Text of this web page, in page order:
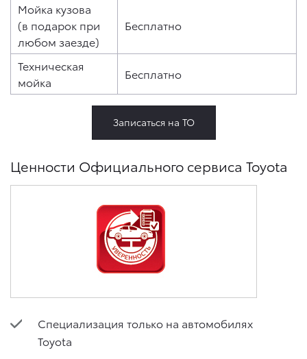
Мойка кузова
(в подарок при
любом заезде)
Бесплатно
Техническая
мойка
Бесплатно
Записаться на ТО
Ценности Официального сервиса Toyota
Специализация только на автомобилях
Toyota